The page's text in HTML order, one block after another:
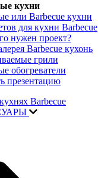
кухни
или Barbecue кухни
для кухни Barbecue
нужен проект?
Barbecue кухонь
грили
обогреватели
презентацию
Barbecue